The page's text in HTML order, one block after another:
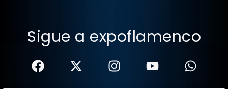
Sigue a expoflamenco